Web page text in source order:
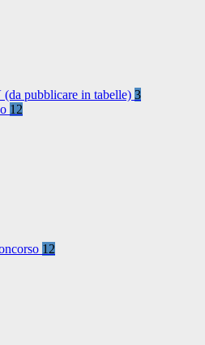
pubblicare in tabelle) 3
12
12